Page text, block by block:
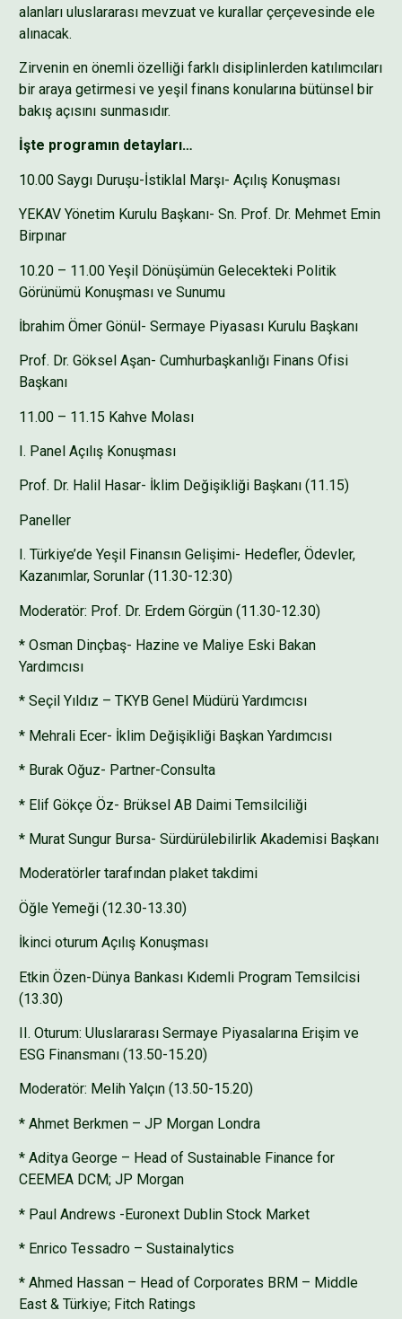
alanları uluslararası mevzuat ve kurallar çerçevesinde ele
alınacak.
Zirvenin en önemli özelliği farklı disiplinlerden katılımcıları
bir araya getirmesi ve yeşil finans konularına bütünsel bir
bakış açısını sunmasıdır.
İşte programın detayları…
10.00 Saygı Duruşu-İstiklal Marşı- Açılış Konuşması
YEKAV Yönetim Kurulu Başkanı- Sn. Prof. Dr. Mehmet Emin
Birpınar
10.20 – 11.00 Yeşil Dönüşümün Gelecekteki Politik
Görünümü Konuşması ve Sunumu
İbrahim Ömer Gönül- Sermaye Piyasası Kurulu Başkanı
Prof. Dr. Göksel Aşan- Cumhurbaşkanlığı Finans Ofisi
Başkanı
11.00 – 11.15 Kahve Molası
I. Panel Açılış Konuşması
Prof. Dr. Halil Hasar- İklim Değişikliği Başkanı (11.15)
Paneller
I. Türkiye’de Yeşil Finansın Gelişimi- Hedefler, Ödevler,
Kazanımlar, Sorunlar (11.30-12:30)
Moderatör: Prof. Dr. Erdem Görgün (11.30-12.30)
* Osman Dinçbaş- Hazine ve Maliye Eski Bakan
Yardımcısı
* Seçil Yıldız – TKYB Genel Müdürü Yardımcısı
* Mehrali Ecer- İklim Değişikliği Başkan Yardımcısı
* Burak Oğuz- Partner-Consulta
* Elif Gökçe Öz- Brüksel AB Daimi Temsilciliği
* Murat Sungur Bursa- Sürdürülebilirlik Akademisi Başkanı
Moderatörler tarafından plaket takdimi
Öğle Yemeği (12.30-13.30)
İkinci oturum Açılış Konuşması
Etkin Özen-Dünya Bankası Kıdemli Program Temsilcisi
(13.30)
II. Oturum: Uluslararası Sermaye Piyasalarına Erişim ve
ESG Finansmanı (13.50-15.20)
Moderatör: Melih Yalçın (13.50-15.20)
* Ahmet Berkmen – JP Morgan Londra
* Aditya George – Head of Sustainable Finance for
CEEMEA DCM; JP Morgan
* Paul Andrews -Euronext Dublin Stock Market
* Enrico Tessadro – Sustainalytics
* Ahmed Hassan – Head of Corporates BRM – Middle
East & Türkiye; Fitch Ratings